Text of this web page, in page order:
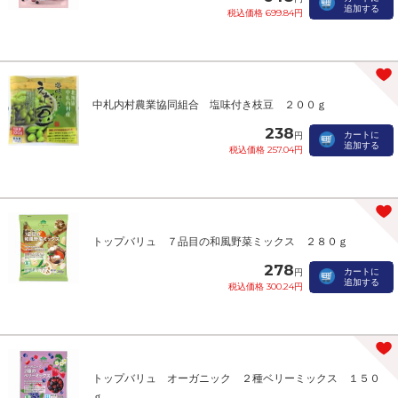
税込価格 699.84円
追加する
中札内村農業協同組合 塩味付き枝豆 ２００ｇ
238円
税込価格 257.04円
カートに
追加する
トップバリュ ７品目の和風野菜ミックス ２８０ｇ
278円
税込価格 300.24円
カートに
追加する
トップバリュ オーガニック ２種ベリーミックス １５０